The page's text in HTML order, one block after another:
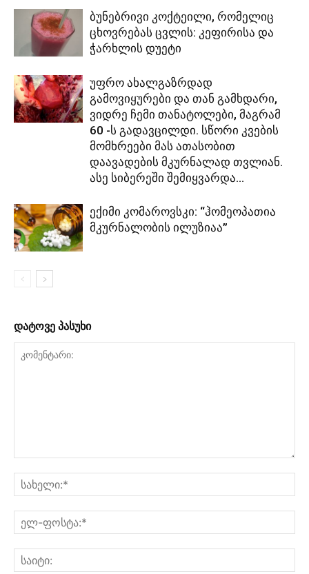
ბუნებრივი კოქტეილი, რომელიც
ცხოვრებას ცვლის: კეფირისა და
ჭარხლის დუეტი
უფრო ახალგაზრდად
გამოვიყურები და თან გამხდარი,
ვიდრე ჩემი თანატოლები, მაგრამ
60 -ს გადავცილდი. სწორი კვების
მომხრეები მას ათასობით
დაავადების მკურნალად თვლიან.
ასე სიბერეში შემიყვარდა...
ექიმი კომაროვსკი: “ჰომეოპათია
მკურნალობის ილუზიაა”
დატოვე პასუხი